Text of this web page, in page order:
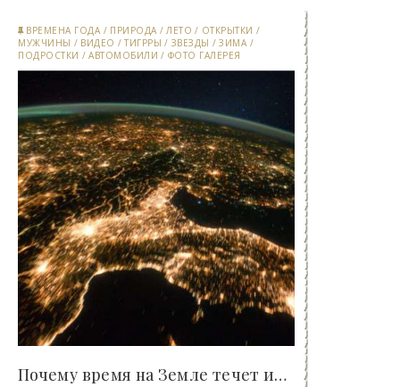
ВРЕМЕНА ГОДА / ПРИРОДА / ЛЕТО / ОТКРЫТКИ /
МУЖЧИНЫ / ВИДЕО /ТИГРРЫ / ЗВЕЗДЫ /ЗИМА /
ПОДРОСТКИ /АВТОМОБИЛИ / ФОТО ГАЛЕРЕЯ
Почему время на Земле течет иначе, чем в космосе?..